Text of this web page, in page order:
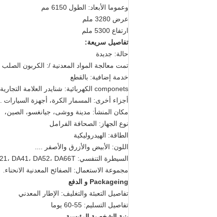
وعموما الأبعاد: الطول 6150 مم
عرض 3280 ملم
ارتفاع 5300 ملم
تفاصيل سريعة:
حالة: جديدة
تمت معالجة المواد المعدنية /: الكربون الصلب
خدمة إضافية: بالقطع
componets الكهربائية: شنايدر العلامة التجارية الشهيرة
أجزاء أخرى: المسمار الكرة، أجهزة السيارات
مكان المنشأ: مدينة ووشى، جيانغسو، الصين،
نوع الجهاز: الصحافة الفرامل
الطاقة: الهيدروليكية
اللون: الأبيض والأزرق والأصفر ....
السيطرة التنفسي: E21، DA41، DA52، DA66T ....
مجموعة الاستعمال: الصفائح المعدنية الانحناء.
Packageing و الدفع
تفاصيل التعبئة والتغليف: الإطار المعدني
تفاصيل التسليم: 55-60 يوما